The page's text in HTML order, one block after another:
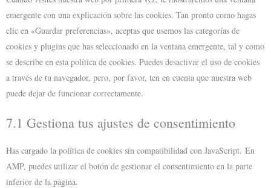
emergente con una explicación sobre las cookies. Tan pronto como hagas
clic en «Guardar preferencias», aceptas que usemos las categorías de
cookies y plugins que has seleccionado en la ventana emergente, tal y como
se describe en esta política de cookies. Puedes desactivar el uso de cookies
a través de tu navegador, pero, por favor, ten en cuenta que nuestra web
puede dejar de funcionar correctamente.
7.1 Gestiona tus ajustes de consentimiento
Has cargado la política de cookies sin compatibilidad con JavaScript. En
AMP, puedes utilizar el botón de gestionar el consentimiento en la parte
inferior de la página.